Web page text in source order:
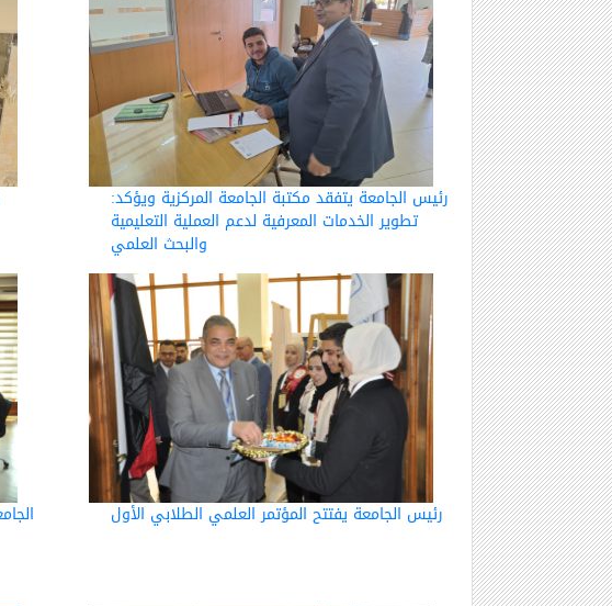
رئيس الجامعة يتفقد مكتبة الجامعة المركزية ويؤكد:
تطوير الخدمات المعرفية لدعم العملية التعليمية
والبحث العلمي
رئيس الجامعة يفتتح المؤتمر العلمي الطلابي الأول